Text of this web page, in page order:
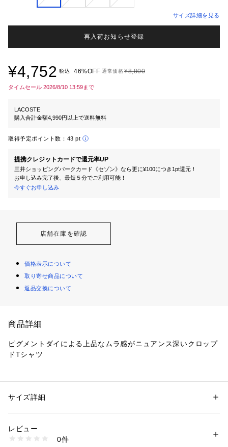
サイズ詳細を見る
再入荷お知らせ登録
¥4,752 税込 46%OFF 通常価格¥8,800
タイムセール 2026/8/10 13:59まで
LACOSTE
購入合計金額4,990円以上で送料無料
取得予定ポイント数： 43 pt
提携クレジットカードで還元率UP
三井ショッピングパークカード《セゾン》なら更に¥100につき1pt還元！
お申し込み完了後、最短５分でご利用可能！
今すぐお申し込み
店舗在庫を確認
価格表示について
取り寄せ商品について
返品交換について
商品詳細
ピグメントダイによる上品なムラ感がニュアンス深いクロップ
ドTシャツ
オールコットンのプレーンな素材感ながら、顔料による製品染
どんなボトムスともバランスが取りやすいクロップド丈のリラ
性別：レディース
素材：本体　綿100％　リブ部分　綿100％
商品番号：
TF026J-99 （ショップ）
サイズ詳細
レビュー
0件